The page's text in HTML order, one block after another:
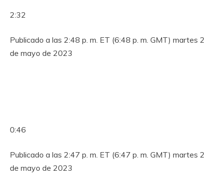
2:32
Publicado a las 2:48 p. m. ET (6:48 p. m. GMT) martes 2
de mayo de 2023
0:46
Publicado a las 2:47 p. m. ET (6:47 p. m. GMT) martes 2
de mayo de 2023